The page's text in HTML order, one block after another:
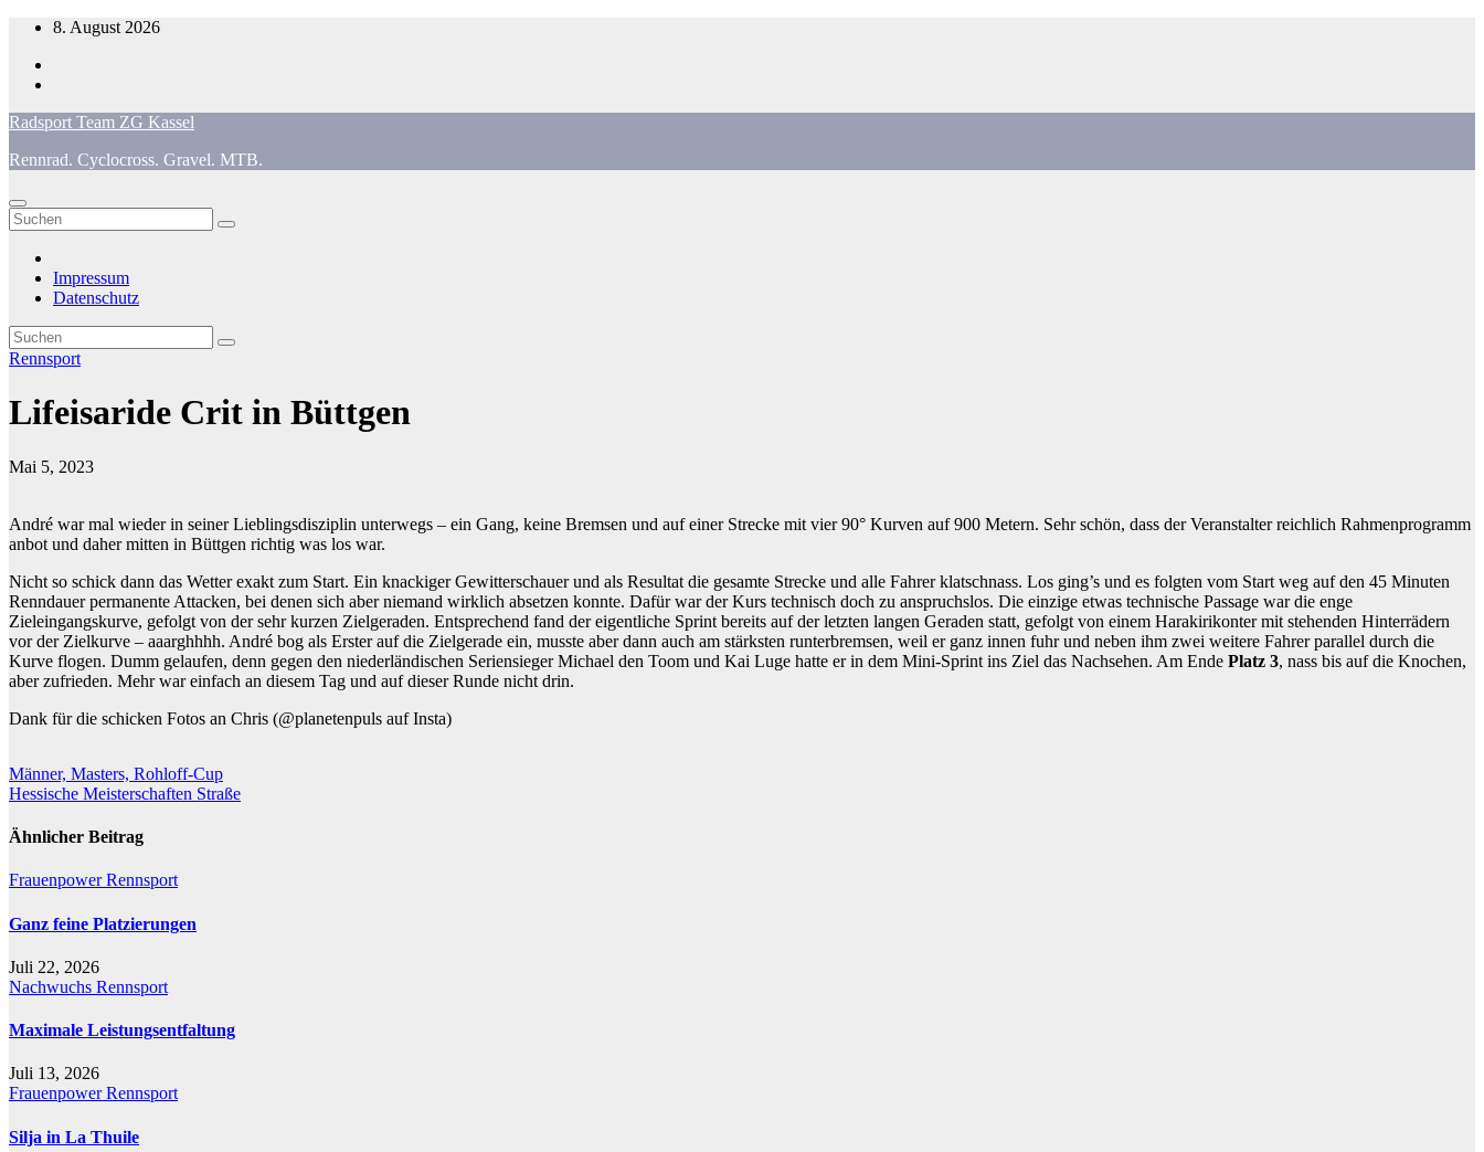
Zum
springen
8. August 2026
Radsport Team ZG Kassel
Rennrad. Cyclocross. Gravel. MTB.
Impressum
Datenschutz
Rennsport
Lifeisaride Crit in Büttgen
Mai 5, 2023
André war mal wieder in seiner Lieblingsdisziplin unterwegs – ein Gang, keine Bremsen und auf einer Strecke mit vier 90° Kurven auf 900 Metern. Sehr schön, dass der Veranstalter reichlich Rahmenprogramm
anbot und daher mitten in Büttgen richtig was los war.
Nicht so schick dann das Wetter exakt zum Start. Ein knackiger Gewitterschauer und als Resultat die gesamte Strecke und alle Fahrer klatschnass. Los ging’s und es folgten vom Start weg auf den 45 Minuten
Renndauer permanente Attacken, bei denen sich aber niemand wirklich absetzen konnte. Dafür war der Kurs technisch doch zu anspruchslos. Die einzige etwas technische Passage war die enge
Zieleingangskurve, gefolgt von der sehr kurzen Zielgeraden. Entsprechend fand der eigentliche Sprint bereits auf der letzten langen Geraden statt, gefolgt von einem Harakirikonter mit stehenden Hinterrädern
vor der Zielkurve – aaarghhhh. André bog als Erster auf die Zielgerade ein, musste aber dann auch am stärksten runterbremsen, weil er ganz innen fuhr und neben ihm zwei weitere Fahrer parallel durch die
Kurve flogen. Dumm gelaufen, denn gegen den niederländischen Seriensieger Michael den Toom und Kai Luge hatte er in dem Mini-Sprint ins Ziel das Nachsehen. Am Ende Platz 3, nass bis auf die Knochen,
aber zufrieden. Mehr war einfach an diesem Tag und auf dieser Runde nicht drin.
Dank für die schicken Fotos an Chris (@planetenpuls auf Insta)
Beitragsnavigation
Männer, Masters, Rohloff-Cup
Hessische Meisterschaften Straße
Ähnlicher Beitrag
FrauenpowerRennsport
Ganz feine Platzierungen
Juli 22, 2026
Nachwuchs Rennsport
Maximale Leistungsentfaltung
Juli 13, 2026
FrauenpowerRennsport
Silja in La Thuile